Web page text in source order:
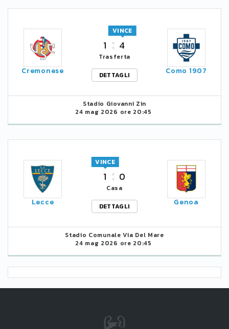
Cremonese
1 4
VINCE
Trasferta
DETTAGLI
Como 1907
Stadio Giovanni Zin
24 mag 2026 ore 20:45
Lecce
1
VINCE
0
Casa
DETTAGLI
Genoa
Stadio Comunale Via Del Mare
24 mag 2026 ore 20:45